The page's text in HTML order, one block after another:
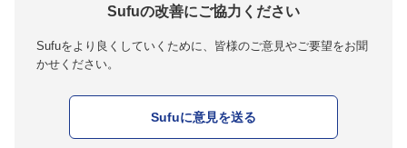
Sufuの改善にご協力ください
Sufuをより良くしていくために、皆様のご意見やご要望をお聞
かせください。
Sufuに意見を送る